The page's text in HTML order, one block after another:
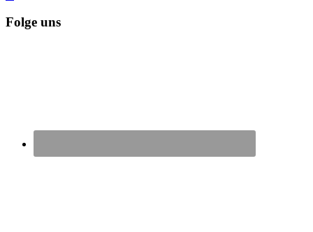
Folge uns